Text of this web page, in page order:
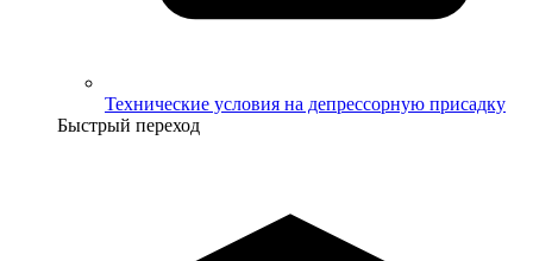
Технические условия на депрессорную присадку
Быстрый переход